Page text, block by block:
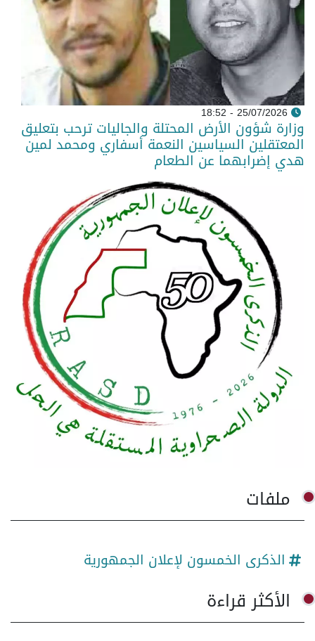
25/07/2026 - 18:52
وزارة شؤون الأرض المحتلة والجاليات ترحب بتعليق
المعتقلين السياسين النعمة أسفاري ومحمد لمين
هدي إضرابهما عن الطعام
ملفات
الذكرى الخمسون لإعلان الجمهورية
الأكثر قراءة